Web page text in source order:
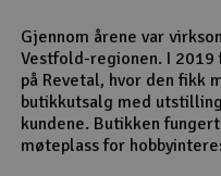
Gjennom årene var
Vestfold-regionen. I
på Revetal, hvor den fikk
butikkutsalg med
kundene. Butikken
møteplass for